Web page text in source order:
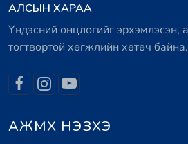
АЛСЫН ХАРАА
Үндэсний онцлогийг эрхэмлэсэн,
тогтвортой хөгжлийн хөтөч байна.
АЖМХ НЭЗХЭ